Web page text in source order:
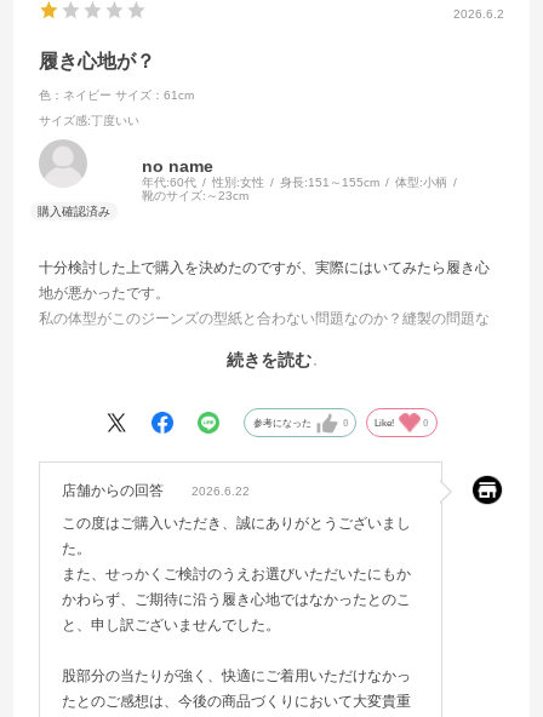
2026.6.2
履き心地が？
色：ネイビー サイズ：61cm
サイズ感:丁度いい
no name
年代:60代 性別:女性 身長:151～155cm 体型:小柄
靴のサイズ: ～23cm
十分検討した上で購入を決めたのですが、実際にはいてみたら履き心
地が悪かったです。
私の体型がこのジーンズの型紙と合わない問題なのか？縫製の問題な
が強すぎて履く気になりませんでした❗️
るのが残念です。
続きを読む
参考になった 0 Like! 0
店舗からの回答 2026.6.22
この度はご購入いただき、誠にありがとうございまし
た。
また、せっかくご検討のうえお選びいただいたにもか
かわらず、ご期待に沿う履き心地ではなかったとのこ
と、申し訳ございませんでした。
股部分の当たりが強く、快適にご着用いただけなかっ
たとのご感想は、今後の商品づくりにおいて大変貴重